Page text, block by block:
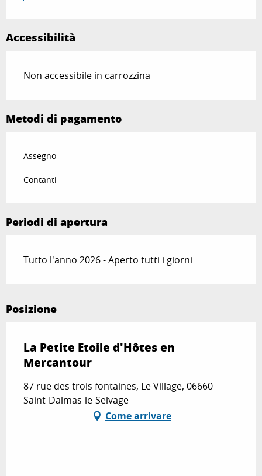
Accessibilità
Non accessibile in carrozzina
Metodi di pagamento
Assegno
Contanti
Periodi di apertura
Tutto l'anno 2026 - Aperto tutti i giorni
Posizione
La Petite Etoile d'Hôtes en
Mercantour
87 rue des trois fontaines, Le Village, 06660
Saint-Dalmas-le-Selvage
Come arrivare